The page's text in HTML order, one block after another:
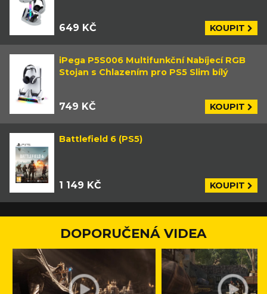
649 KČ KOUPIT
iPega P5S006 Multifunkční Nabíjecí RGB
Stojan s Chlazením pro PS5 Slim bílý
749 KČ KOUPIT
Battlefield 6 (PS5)
1 149 KČ KOUPIT
DOPORUČENÁ VIDEA